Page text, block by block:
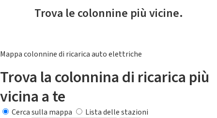
Trova le colonnine più vicine.
Mappa colonnine di ricarica auto elettriche
Trova la colonnina di ricarica più
vicina a te
Cerca sulla mappa
Lista delle stazioni